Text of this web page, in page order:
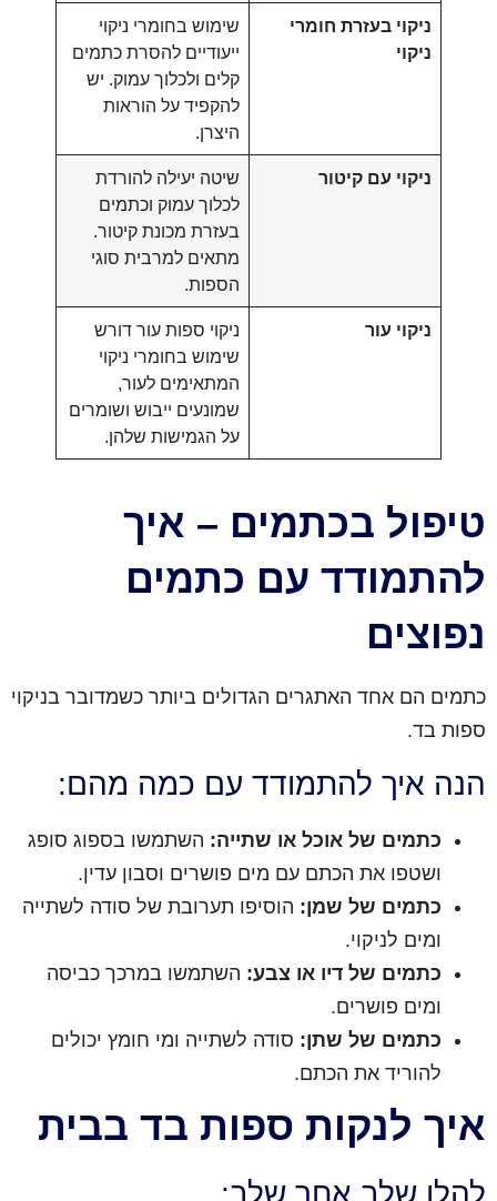
ניקוי בעזרת חומרי
ניקוי
שימוש בחומרי ניקוי
ייעודיים להסרת כתמים
קלים ולכלוך עמוק. יש
להקפיד על הוראות
היצרן.
ניקוי עם קיטור
שיטה יעילה להורדת
לכלוך עמוק וכתמים
בעזרת מכונת קיטור.
מתאים למרבית סוגי
הספות.
ניקוי עור
ניקוי ספות עור דורש
שימוש בחומרי ניקוי
המתאימים לעור,
שמונעים ייבוש ושומרים
על הגמישות שלהן.
טיפול בכתמים – איך
להתמודד עם כתמים
נפוצים
כתמים הם אחד האתגרים הגדולים ביותר כשמדובר בניקוי
ספות בד.
הנה איך להתמודד עם כמה מהם:
כתמים של אוכל או שתייה: השתמשו בספוג סופג
ושטפו את הכתם עם מים פושרים וסבון עדין.
כתמים של שמן: הוסיפו תערובת של סודה לשתייה
ומים לניקוי.
כתמים של דיו או צבע: השתמשו במרכך כביסה
ומים פושרים.
כתמים של שתן: סודה לשתייה ומי חומץ יכולים
להוריד את הכתם.
איך לנקות ספות בד בבית
להלן שלב אחר שלב: